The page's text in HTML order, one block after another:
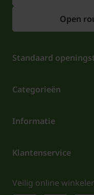
Open
Standaard
Categorieën
Informatie
Klantenservice
Veilig online